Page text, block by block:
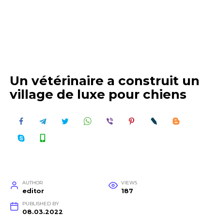
Un vétérinaire a construit un
village de luxe pour chiens
AUTHOR
editor
VIEWS
187
PUBLISHED BY
08.03.2022